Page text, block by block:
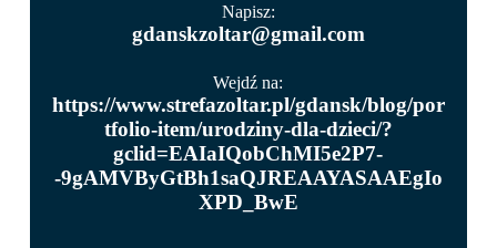
Napisz:
gdanskzoltar@gmail.com
Wejdź na:
https://www.strefazoltar.pl/gdansk/blog/por
tfolio-item/urodziny-dla-dzieci/?
gclid=EAIaIQobChMI5e2P7-
-9gAMVByGtBh1saQJREAAYASAAEgIo
XPD_BwE